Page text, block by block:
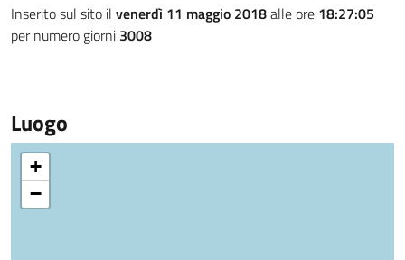
Inserito sul sito il venerdì 11 maggio 2018alle ore 18:27:05
per numero giorni 3008
Luogo
+
−